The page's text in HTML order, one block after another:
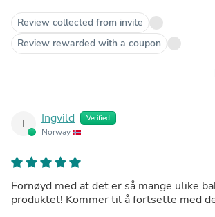
Review collected from invite
Review rewarded with a coupon
I Ingvild Verified
Norway
Fornøyd med at det er så mange ulike
produktet! Kommer til å fortsette med